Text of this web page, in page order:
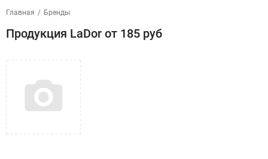
Главная / Бренды
Продукция LaDor от 185 руб